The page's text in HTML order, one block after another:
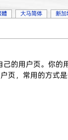
的用户页。你
页，常用的方式是
體 大马简体 新加